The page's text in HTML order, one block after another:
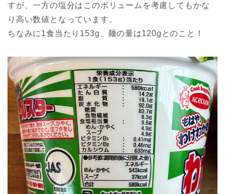
すが、一方の塩分はこのボリュームを考慮してもかな
り高い数値となっています。
ちなみに1食当たり153g、麺の量は120gとのこと！